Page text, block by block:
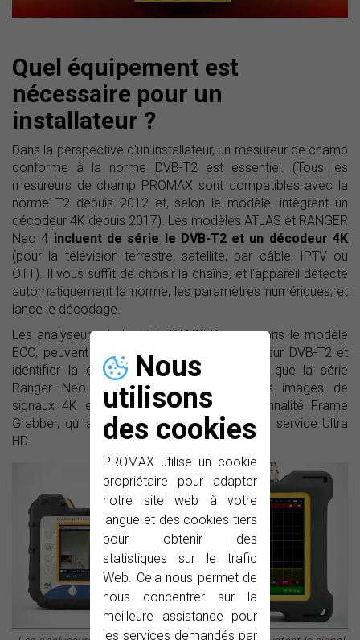
Nous
utilisons
des cookies
PROMAX utilise un cookie
propriétaire pour adapter
notre site web à votre
langue et des cookies tiers
pour obtenir des
statistiques sur le trafic
Web. Cela nous permet de
nous concentrer sur la
meilleure assistance pour
les services demandés par
Quel équipement est
nécessaire pour un
installateur ?
Dans la perspective d'un installateur, un mesureur de champ
conforme à la norme DVB-T2 est essentiel. (Tous les
mesureurs de champ PROMAX sont compatibles avec la
norme T2 depuis 2012 et, selon le modèle, intègrent un
décodeur 4K depuis 2017). Les modèles ATLAS et RANGER
Neo 4 incluent de série le DVB-T2 et un décodeur 4K
(pour la télévision terrestre, satellite, par câble, IPTV ou
OTT). Il vous suffit de choisir la chaîne, et l'appareil détecte
automatiquement la norme, les paramètres numériques, et
lance le décodage.
Les analyseurs de la série RANGER, y compris le modèle
ECO, peuvent effectuer toutes les mesures sur DVB-T2 et
identifier la définition de l'émission, tandis que la série
Ranger Neo peut également afficher des images de
signaux 4K en images grâce à la fonctionnalité Frame
Grabber, qui assure la réception correcte du service Ultra
HD.